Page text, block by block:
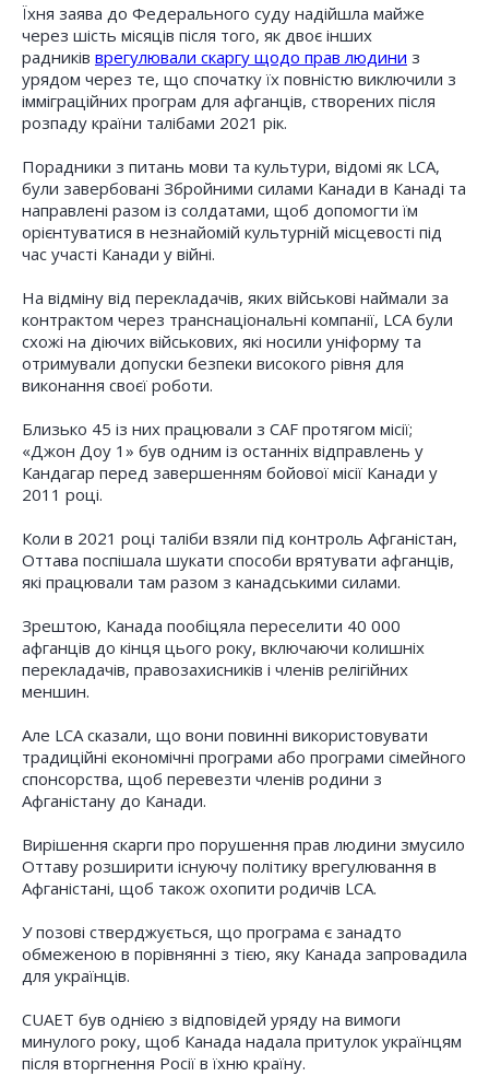
Їхня заява до Федерального суду надійшла майже
через шість місяців після того, як двоє інших
радників врегулювали скаргу щодо прав людини з
урядом через те, що спочатку їх повністю виключили з
імміграційних програм для афганців, створених після
розпаду країни талібами 2021 рік.
Порадники з питань мови та культури, відомі як LCA,
були завербовані Збройними силами Канади в Канаді та
направлені разом із солдатами, щоб допомогти їм
орієнтуватися в незнайомій культурній місцевості під
час участі Канади у війні.
На відміну від перекладачів, яких військові наймали за
контрактом через транснаціональні компанії, LCA були
схожі на діючих військових, які носили уніформу та
отримували допуски безпеки високого рівня для
виконання своєї роботи.
Близько 45 із них працювали з CAF протягом місії;
«Джон Доу 1» був одним із останніх відправлень у
Кандагар перед завершенням бойової місії Канади у
2011 році.
Коли в 2021 році таліби взяли під контроль Афганістан,
Оттава поспішала шукати способи врятувати афганців,
які працювали там разом з канадськими силами.
Зрештою, Канада пообіцяла переселити 40 000
афганців до кінця цього року, включаючи колишніх
перекладачів, правозахисників і членів релігійних
меншин.
Але LCA сказали, що вони повинні використовувати
традиційні економічні програми або програми сімейного
спонсорства, щоб перевезти членів родини з
Афганістану до Канади.
Вирішення скарги про порушення прав людини змусило
Оттаву розширити існуючу політику врегулювання в
Афганістані, щоб також охопити родичів LCA.
У позові стверджується, що програма є занадто
обмеженою в порівнянні з тією, яку Канада запровадила
для українців.
CUAET був однією з відповідей уряду на вимоги
минулого року, щоб Канада надала притулок українцям
після вторгнення Росії в їхню країну.